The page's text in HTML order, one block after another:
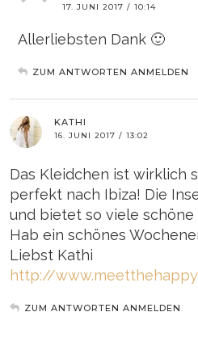
17. JUNI 2017 / 10:14
Allerliebsten Dank 🙂
ZUM ANTWORTEN ANMELDEN
KATHI
16. JUNI 2017 / 13:02
Das Kleidchen ist wirklich
perfekt nach Ibiza! Die
und bietet so viele schöne
Hab ein schönes
Liebst Kathi
http://
ZUM ANTWORTEN ANMELDEN